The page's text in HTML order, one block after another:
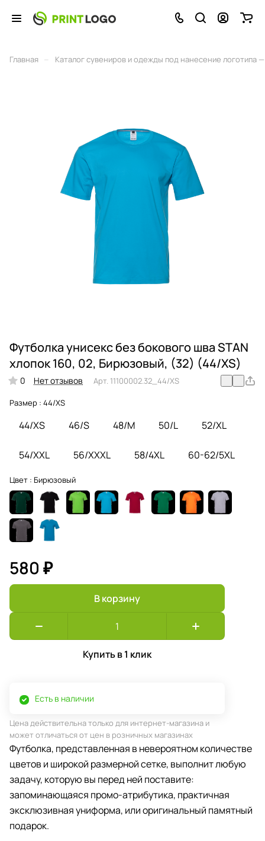
Главная Каталог сувениров и одежды под нанесение логотипа
Футболка унисекс без бокового шва STAN
хлопок 160, 02, Бирюзовый, (32) (44/XS)
0 Нет отзывов Арт. 11100002.32_44/XS
Размер : 44/XS
44/XS 46/S 48/M 50/L 52/XL
54/XXL 56/XXXL 58/4XL 60-62/5XL
Цвет : Бирюзовый
580 ₽
В корзину
Купить в 1 клик
Есть в наличии
Цена действительна только для интернет-магазина и
может отличаться от цен в розничных магазинах
Футболка, представленная в невероятном количестве
цветов и широкой размерной сетке, выполнит любую
задачу, которую вы перед ней поставите:
запоминающаяся промо-атрибутика, практичная
эксклюзивная униформа, или оригинальный памятный
подарок.